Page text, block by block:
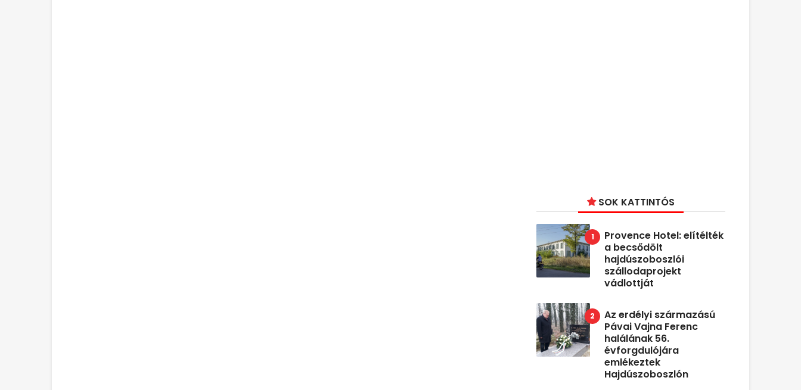
SOK KATTINTÓS
Provence Hotel: elítélték
a becsődölt
hajdúszoboszlói
szállodaprojekt
vádlottját
Az erdélyi származású
Pávai Vajna Ferenc
halálának 56.
évforgdulójára
emlékeztek
Hajdúszoboszlón